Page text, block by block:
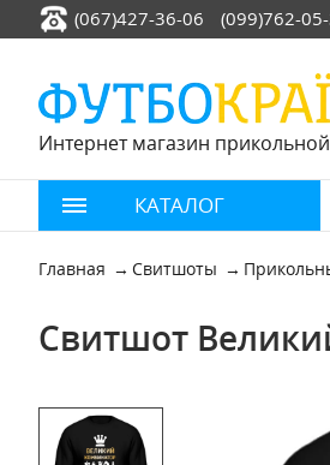
(067)427-36-06 (099)762-
Интернет магазин
КАТАЛОГ
Главная Свитшоты
Свитшот